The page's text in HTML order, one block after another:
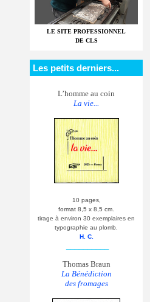
LE SITE PROFESSIONNEL
DE CLS
Les petits derniers...
L’homme au coin
La vie...
10 pages,
format 8,5 x 8,5 cm.
tirage à environ 30 exemplaires en
typographie au plomb.
H. C.
Thomas Braun
La Bénédiction
des fromages